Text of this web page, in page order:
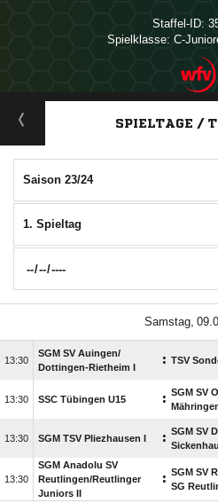
Staffel-ID:
Spielklasse: C-
ANZEIGE
SPIELTAGE /
Saison 23/24
1. Spieltag


SGM SV Auingen/​
Dottingen-Rietheim I
: TSV
 SSC Tübingen U15 : SGM SV
 SGM TSV Pliezhausen I : SGM SV

SGM Anadolu SV
Reutlingen/​Reutlinger
Juniors II
: SGM SV
SG